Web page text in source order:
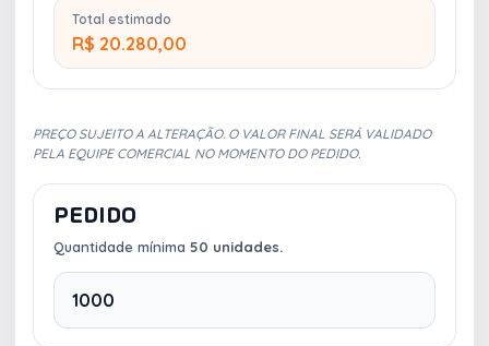
Total estimado
R$ 20.280,00
PREÇO SUJEITO A ALTERAÇÃO. O VALOR FINAL SERÁ VALIDADO
PELA EQUIPE COMERCIAL NO MOMENTO DO PEDIDO.
PEDIDO
Quantidade mínima 50 unidades.